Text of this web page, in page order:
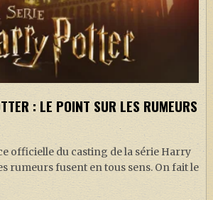
: LE POINT SUR LES RUMEURS
officielle du casting de la série Harry
rumeurs fusent en tous sens. On fait le